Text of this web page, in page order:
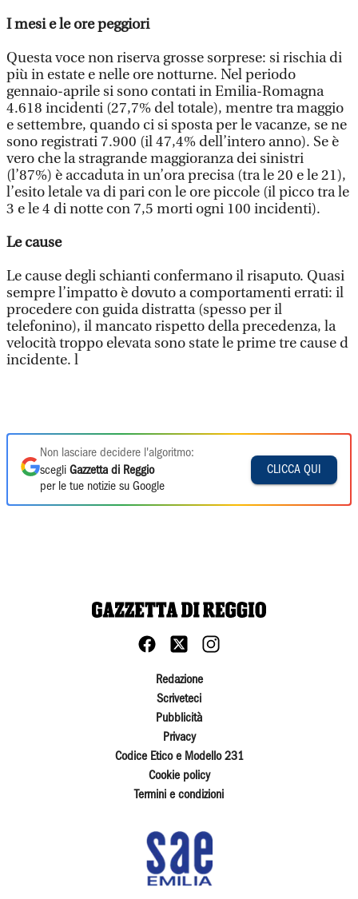
I mesi e le ore peggiori
Questa voce non riserva grosse sorprese: si rischia di
più in estate e nelle ore notturne. Nel periodo
gennaio-aprile si sono contati in Emilia-Romagna
4.618 incidenti (27,7% del totale), mentre tra maggio
e settembre, quando ci si sposta per le vacanze, se ne
sono registrati 7.900 (il 47,4% dell’intero anno). Se è
vero che la stragrande maggioranza dei sinistri
(l’87%) è accaduta in un’ora precisa (tra le 20 e le 21),
l’esito letale va di pari con le ore piccole (il picco tra le
3 e le 4 di notte con 7,5 morti ogni 100 incidenti).
Le cause
Le cause degli schianti confermano il risaputo. Quasi
sempre l’impatto è dovuto a comportamenti errati: il
procedere con guida distratta (spesso per il
telefonino), il mancato rispetto della precedenza, la
velocità troppo elevata sono state le prime tre cause d
incidente. l
Non lasciare decidere l'algoritmo:
scegli Gazzetta di Reggio
per le tue notizie su Google
CLICCA QUI
Redazione
Scriveteci
Pubblicità
Privacy
Codice Etico e Modello 231
Cookie policy
Termini e condizioni